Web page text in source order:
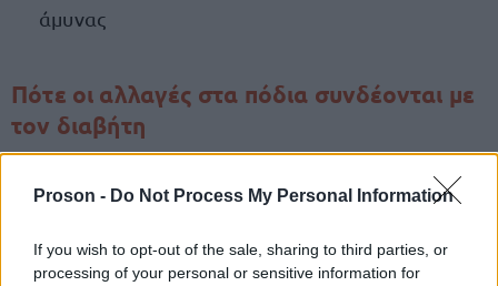
Proson - Do Not Process My Personal Information
If you wish to opt-out of the sale, sharing to third parties, or
processing of your personal or sensitive information for
άμυνας
Πότε οι αλλαγές στα πόδια συνδέονται με
τον διαβήτη
μπορεί να δείχνουν και
διαβήτη τύπου 2. Τα αυξημένα επίπεδα σακχάρου
βλάπτουν τα μικρά αγγεία και προκαλούν
νευροπάθεια, μειώνοντας την αίσθηση του πόνου ή